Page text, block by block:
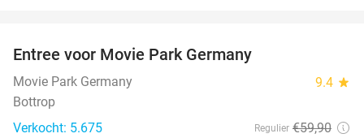
Entree voor Movie Park Germany
Movie Park Germany 9.4 star
Bottrop
Verkocht: 5.675
Regulier €59,90